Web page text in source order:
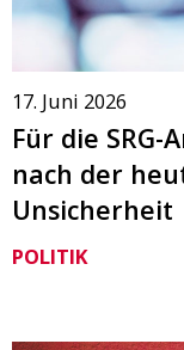
17. Juni 2026
Für die
nach der
Unsicherheit
POLITIK